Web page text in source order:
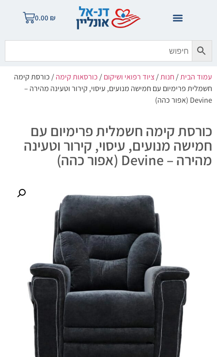
0.00 ₪
עמוד הבית/חנות/ציוד רפואי ושיקום/כורסאות קימה/ כורסת קימה
חשמלית פרימיום עם חמישה מנועים, עיסוי, קירור וטעינה מהירה –
Devine (אפור כהה)
כורסת קימה חשמלית פרימיום עם
חמישה מנועים, עיסוי, קירור וטעינה
מהירה – Devine (אפור כהה)